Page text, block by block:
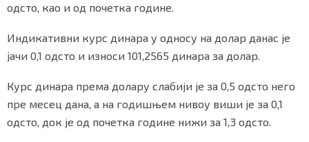
одсто, као и од почетка године.
Индикативни курс динара у односу на долар данас је
јачи 0,1 одсто и износи 101,2565 динара за долар.
Курс динара према долару слабији је за 0,5 одсто него
пре месец дана, а на годишњем нивоу виши је за 0,1
одсто, док је од почетка године нижи за 1,3 одсто.
СВЕТ
ЖИВОТ И СТИЛ
СПОРТ
БИЗНИС